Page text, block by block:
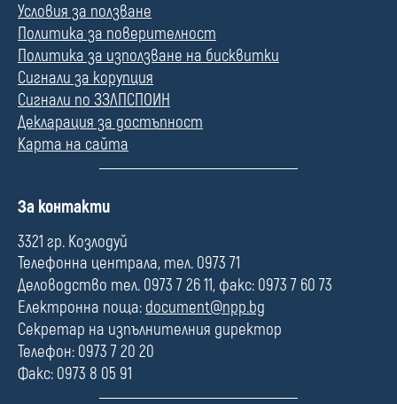
Условия за ползване
Политика за поверителност
Политика за използване на бисквитки
Сигнали за корупция
Сигнали по ЗЗЛПСПОИН
Декларация за достъпност
Карта на сайта
П
л
е
За контакти
3321 гр. Козлодуй
Телефонна централа, тел. 0973 71
Деловодство тел. 0973 7 26 11, факс: 0973 7 60 73
Електронна поща: document@npp.bg
Секретар на изпълнителния директор
Телефон: 0973 7 20 20
Факс: 0973 8 05 91